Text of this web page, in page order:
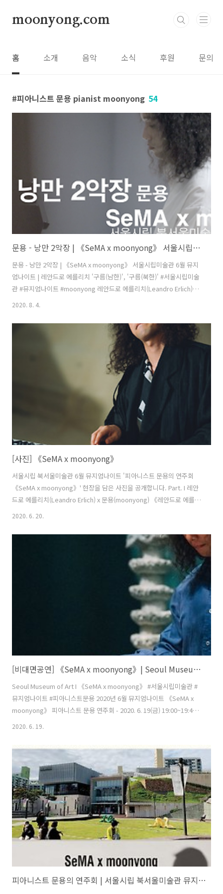
moonyong.com
홈 소개 음악 소식 후원 문의
피아니스트 문용 pianist moonyong 54
문용 - 낭만 2악장 | 《SeMA x moonyong》 서울시립미술관 6월 뮤지엄나이트 | 레안드로 에를리치 '구름(남한)', '구름(북한)'
문용 - 낭만 2악장 | 《SeMA x moonyong》 서울시립미술관 6월 뮤지
엄나이트 | 레안드로 에를리치 '구름(남한)', '구름(북한)' #서울시립미술
관 #뮤지엄나이트 #moonyong 레안드로 에를리치(Leandro Erlich)의
'구름(남한)', '구름(북한)' 작품 앞에서 《SeMA x moonyong》 풀버
https://www.youtube.com/user/moonyong59/?
sub_confirmation=1 문용 moonyong ♪ 피아니스트 문용의 공식 유
튜브 채널 | pianist moonyong's official channel 구독과 좋아요, 알림
설정 부탁합니다, 감사합니다 :) Don't ..
2020. 8. 4.
[사진] 《SeMA x moonyong》
서울시립 북서울미술관 6월 뮤지엄나이트 '피아니스트 문용의 연주회
《SeMA x moonyong》' 현장을 담은 사진을 공개합니다. Part. I 레안
드로 에를리치(Leandro Erlich) x 문용(moonyong) 《레안드로 에를리
치: 그림자를 드리우고》 전시 공간에서 문용의 자작곡을 연주 했습니
(Na Kim) x 문용(moonyong) 《물체주머니》 전시 공간에서 에어피아
노 퍼포먼스를 비롯한 문용의 자작곡을 연주 했습니다. 3. 물체주머니 x
도시파라솔 4. 물체그리기 x 에어피아노 '내면의 열정' Part. III 레안드로
에를리치(Leandro Erlich) x 문용(moonyong)《레안드로 에를리치: ..
2020. 6. 20.
[비대면공연] 《SeMA x moonyong》| Seoul Museum of Art
Seoul Museum of Art I 《SeMA x moonyong》 #서울시립미술관 #
뮤지엄나이트 #피아니스트문용 2020년 6월 뮤지엄나이트 《SeMA x
moonyong》 피아니스트 문용 연주회 - 2020. 6. 19(금) 19:00~19:45
(온라인 공연) 6월 뮤지엄나이트는 피아니스트 문용이 서울시립 북서울
라인 공연입니다. - 프로그램 - [ 레안드로 에를리치(Leandro Erlich) I
탑의 그림자 ] ♪ moon [ 레안드로 에를리치(Leandro Erlich) I 자동차
극장 ] ♪ 도시방랑자 [ 김영나 I 물체주머니 ] ♪ 도시파라솔 [ 김영나 I 물
체그리기 ] ♪ 내면의 열정 : air piano perfor..
2020. 6. 19.
피아니스트 문용의 연주회 | 서울시립 북서울미술관 뮤지엄나이트